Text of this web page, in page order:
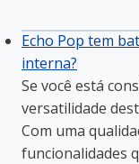
Echo Pop tem
interna?
Se você está
versatilidade
Com uma
funcionalidades